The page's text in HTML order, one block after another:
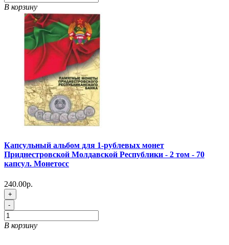
В корзину
Капсульный альбом для 1-рублевых монет
Приднестровской Молдавской Республики - 2 том - 70
капсул. Монетосс
240.00р.
+
-
В корзину